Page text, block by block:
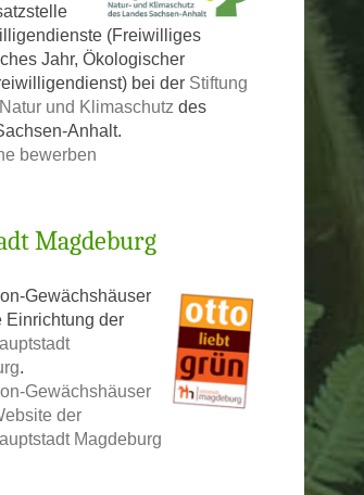
(Freiwilliges
Jahr, Ökologischer
bei der Stiftung
und Klimaschutz des
Anhalt.
bewerben
Magdeburg
Gewächshäuser
Einrichtung der
.
Gewächshäuser
der
Magdeburg